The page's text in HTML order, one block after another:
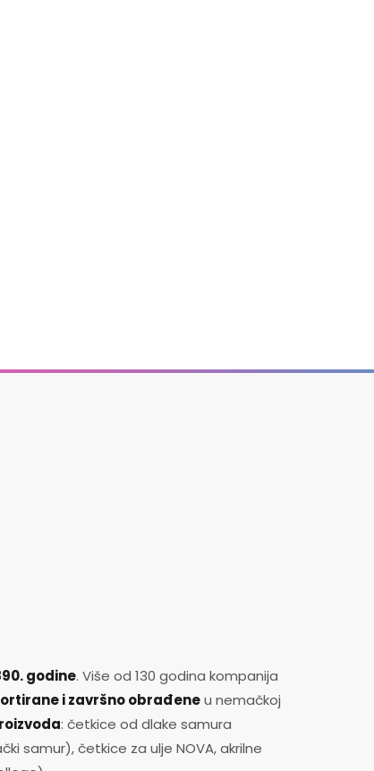
godine. Više od 130 godina kompanija
i završno obrađeneu nemačkoj
: četkice od dlake samura
samur), četkice za ulje NOVA, akrilne